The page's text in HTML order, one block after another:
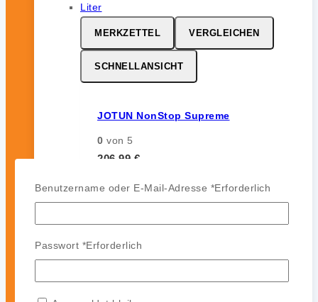
MERKZETTEL VERGLEICHEN
SCHNELLANSICHT
JOTUN NonStop Supreme
0 von 5
206,99 €
inkl. 19 % MwSt.
MERKZETTEL VERGLEICHEN
Benutzername oder E-Mail-Adresse *Erforderlich
Passwort *Erforderlich